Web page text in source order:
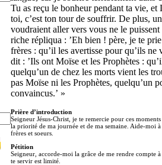
Tu as reçu le bonheur pendant ta vie,
toi, c’est ton tour de souffrir. De plus,
voudraient aller vers vous ne le
riche répliqua : ’Eh bien ! père, je te
frères : qu’il les avertisse pour qu’ils
dit : ’Ils ont Moïse et les Prophètes :
quelqu’un de chez les morts vient les
pas Moïse ni les Prophètes, quelqu’un
convaincus.’ »
Prière d’introduction
Seigneur Jésus-Christ, je te remercie pour ces
la priorité de ma journée et de ma semaine. Aide-moi
frères et soeurs.
Pétition
Seigneur, accorde-moi la grâce de me rendre compte
te servir est limité.